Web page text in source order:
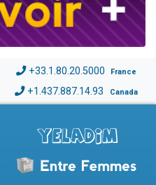
+33.1.80.20.5000 France
+1.437.887.14.93 Canada